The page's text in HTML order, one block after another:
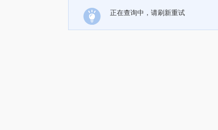
正在查询中，请刷新重试